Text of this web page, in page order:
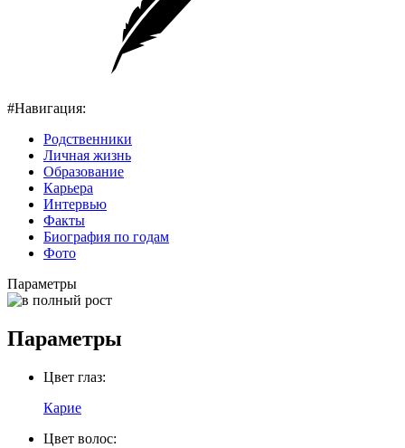
#Навигация:
Родственники
Личная жизнь
Образование
Карьера
Интервью
Факты
Биография по годам
Фото
Параметры
Параметры
Цвет глаз:
Карие
Цвет волос: